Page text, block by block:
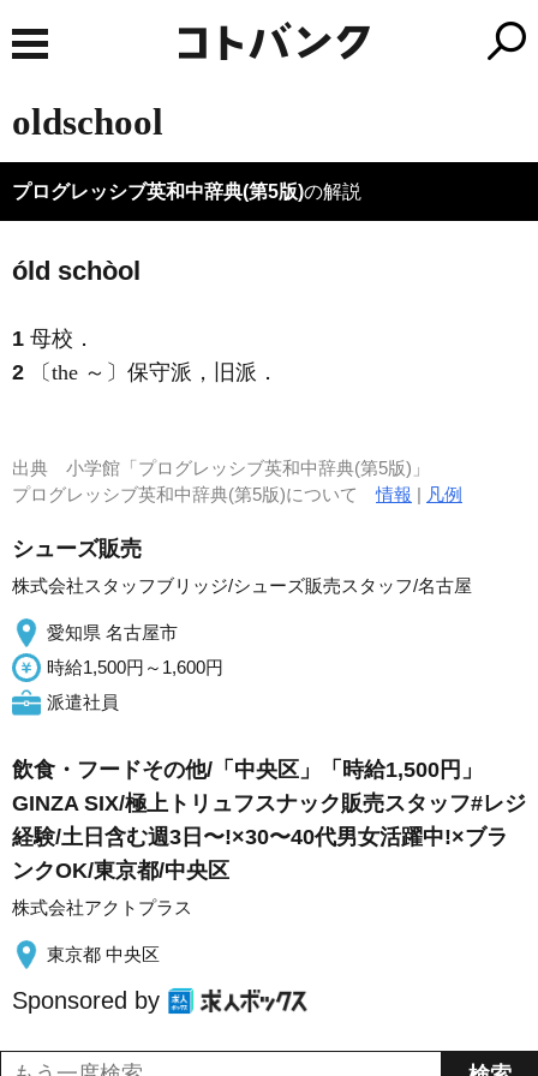
oldschool
プログレッシブ英和中辞典(第5版)の解説
óld schòol
1 母校 ．
2 〔the ～〕保守派，旧派 ．
出典 小学館「プログレッシブ英和中辞典(第5版)」
プログレッシブ英和中辞典(第5版)について情報 | 凡例
シューズ販売
株式会社スタッフブリッジ/シューズ販売スタッフ/名古屋
愛知県 名古屋市
時給1,500円～1,600円
派遣社員
飲食・フードその他/「中央区」「時給1,500円」
GINZA SIX/極上トリュフスナック販売スタッフ#レジ
経験/土日含む週3日〜!×30〜40代男女活躍中!×ブラ
ンクOK/東京都/中央区
株式会社アクトプラス
東京都 中央区
Sponsored by